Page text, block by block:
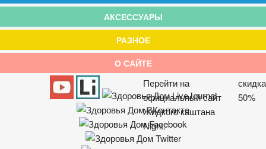
АКСЕССУАРЫ
РАЗНОЕ
О САЙТЕ
Перейти на
официальный сайт
Жидкого каштана
Night.
скидка
50%